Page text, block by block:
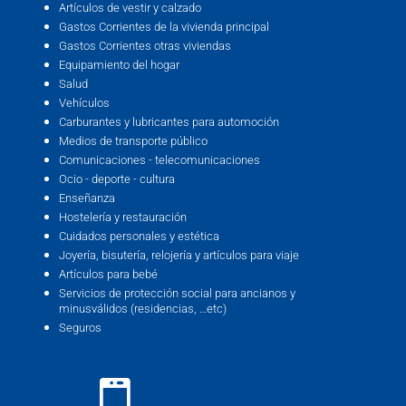
Artículos de vestir y calzado
Gastos Corrientes de la vivienda principal
Gastos Corrientes otras viviendas
Equipamiento del hogar
Salud
Vehículos
Carburantes y lubricantes para automoción
Medios de transporte público
Comunicaciones - telecomunicaciones
Ocio - deporte - cultura
Enseñanza
Hostelería y restauración
Cuidados personales y estética
Joyería, bisutería, relojería y artículos para viaje
Artículos para bebé
Servicios de protección social para ancianos y
minusválidos (residencias, …etc)
Seguros